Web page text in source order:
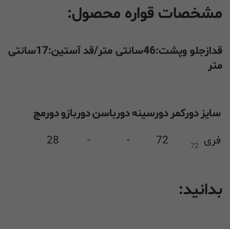
مشخصات قواره محصول:
قدازجلو وپشت:46سانتی متر/قد آستین:17سانتی
متر
سایزدورکمردورسینهدورباسندوربازودورمچ
فری
72
72
-
-
28
بدانید: